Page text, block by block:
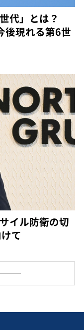
代」とは？
現れる第6世
イル防衛の切
て